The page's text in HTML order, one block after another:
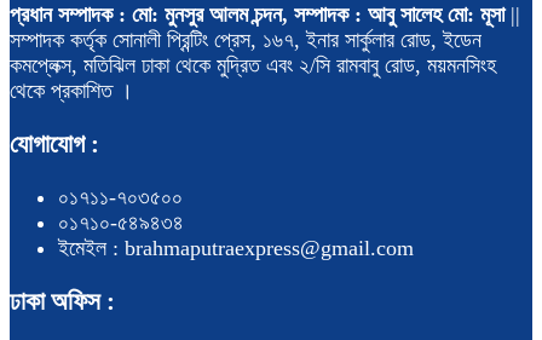
প্রধান সম্পাদক : মো: মুনসুর আলম চন্দন, সম্পাদক : আবু সালেহ মো: মূসা||
সম্পাদক কর্তৃক সোনালী প্রিন্টিং প্রেস, ১৬৭, ইনার সার্কুলার রোড, ইডেন
কমপ্লেক্স, মতিঝিল ঢাকা থেকে মুদ্রিত এবং ২/সি রামবাবু রোড, ময়মনসিংহ
থেকে প্রকাশিত ।
যোগাযোগ :
০১৭১১-৭০৩৫০০
০১৭১০-৫৪৯৪৩৪
ইমেইল : brahmaputraexpress@gmail.com
ঢাকা অফিস :